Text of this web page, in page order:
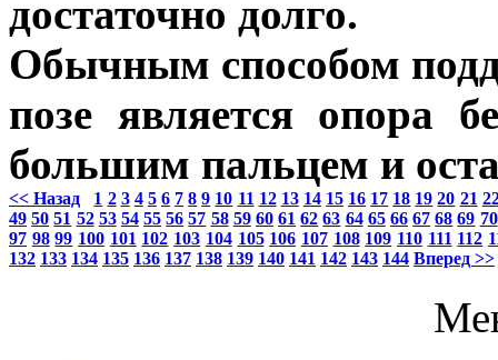
достаточно долго.
Обычным способом
позе является опора
большим пальцем и
<< Назад 1 2 3 4 5 6 7 8 9 10 11 12 13 14 15 16 17 18 19 20 21
49 50 51 52 53 54 55 56 57 58 59 60 61 62 63 64 65 66 67 68 69 70
97 98 99 100 101 102 103 104 105 106 107 108 109 110 111 112
132 133 134 135 136 137 138 139 140 141 142 143 144 Вперед >>